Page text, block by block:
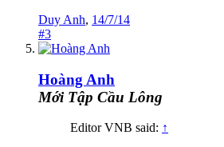
Duy Anh, 14/7/14
#3
Hoàng Anh
Mới Tập Cầu Lông
Editor VNB said: ↑